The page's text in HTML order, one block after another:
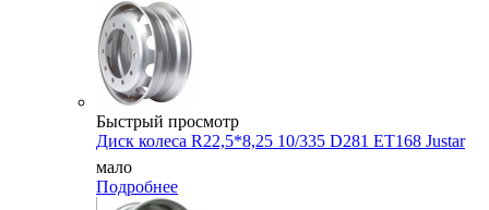
Быстрый просмотр
Диск колеса R22,5*8,25 10/335 D281 ET168 Justar
мало
Подробнее